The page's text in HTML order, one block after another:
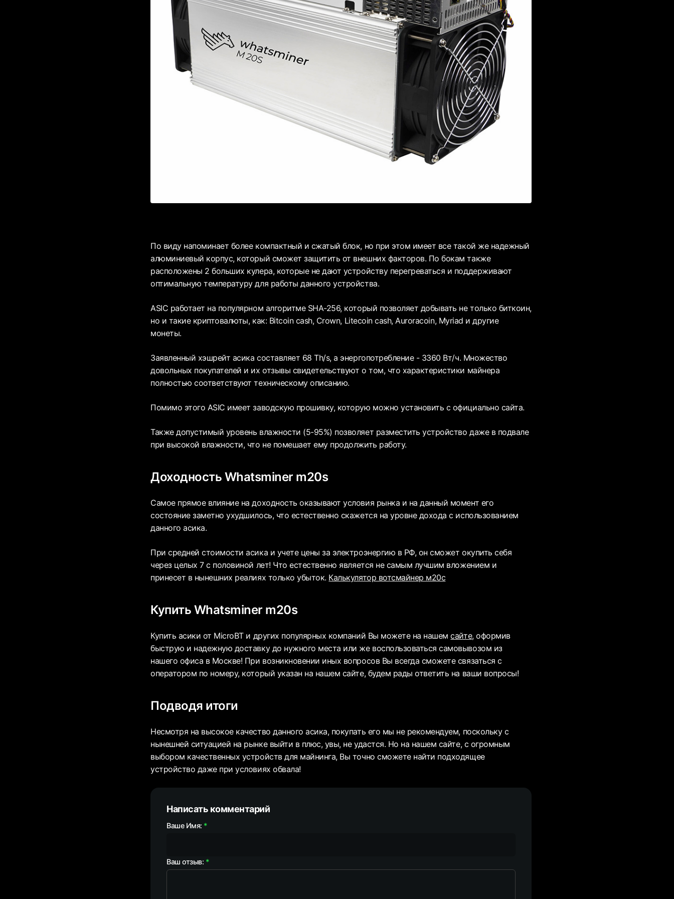
По виду напоминает более компактный и сжатый блок, но при этом имеет все такой же надежный
алюминиевый корпус, который сможет защитить от внешних факторов. По бокам также
расположены 2 больших кулера, которые не дают устройству перегреваться и поддерживают
оптимальную температуру для работы данного устройства.
ASIC работает на популярном алгоритме SHA-256, который позволяет добывать не только биткоин,
но и такие криптовалюты, как: Bitcoin cash, Crown, Litecoin cash, Auroracoin, Myriad и другие
монеты.
Заявленный хэшрейт асика составляет 68 Th/s, а энергопотребление - 3360 Вт/ч. Множество
довольных покупателей и их отзывы свидетельствуют о том, что характеристики майнера
полностью соответствуют техническому описанию.
Помимо этого ASIC имеет заводскую прошивку, которую можно установить с официально сайта.
Также допустимый уровень влажности (5-95%) позволяет разместить устройство даже в подвале
при высокой влажности, что не помешает ему продолжить работу.
Доходность Whatsminer m20s
Самое прямое влияние на доходность оказывают условия рынка и на данный момент его
состояние заметно ухудшилось, что естественно скажется на уровне дохода с использованием
данного асика.
При средней стоимости асика и учете цены за электроэнергию в РФ, он сможет окупить себя
через целых 7 с половиной лет! Что естественно является не самым лучшим вложением и
принесет в нынешних реалиях только убыток. Калькулятор вотсмайнер м20с
Купить Whatsminer m20s
Купить асики от MicroBT и других популярных компаний Вы можете на нашемсайте, оформив
быструю и надежную доставку до нужного места или же воспользоваться самовывозом из
нашего офиса в Москве! При возникновении иных вопросов Вы всегда сможете связаться с
оператором по номеру, который указан на нашем сайте, будем рады ответить на ваши вопросы!
Подводя итоги
Несмотря на высокое качество данного асика, покупать его мы не рекомендуем, поскольку с
нынешней ситуацией на рынке выйти в плюс, увы, не удастся. Но на нашем сайте, с огромным
выбором качественных устройств для майнинга, Вы точно сможете найти подходящее
устройство даже при условиях обвала!
Написать комментарий
Ваше Имя:
Ваш отзыв: